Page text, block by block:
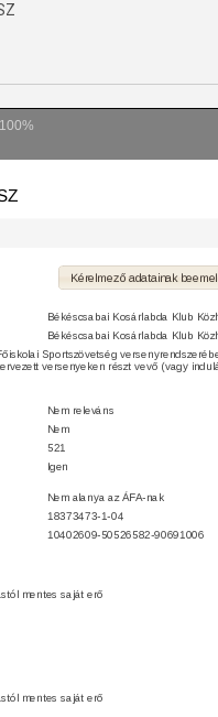
100%